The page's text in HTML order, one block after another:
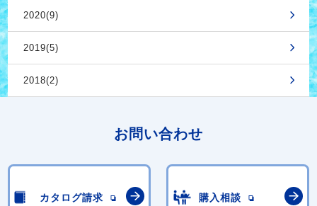
2020(9)
2019(5)
2018(2)
お問い合わせ
カタログ請求 購入相談